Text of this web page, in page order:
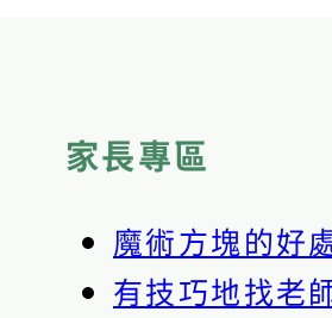
家長專區
魔術方塊的好
有技巧地找老